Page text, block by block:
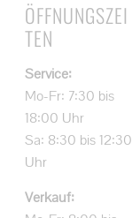
ÖFFNUNGSZEI
TEN
Service:
Mo-Fr: 7:30 bis
18:00 Uhr
Sa: 8:30 bis 12:30
Uhr
Verkauf: